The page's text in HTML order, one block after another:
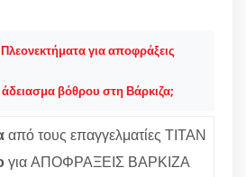
Πλεονεκτήματα για αποφράξεις
βόθρου στη Βάρκιζα;
από τους επαγγελματίες ΤΙΤΑΝ
για ΑΠΟΦΡΑΞΕΙΣ ΒΑΡΚΙΖΑ